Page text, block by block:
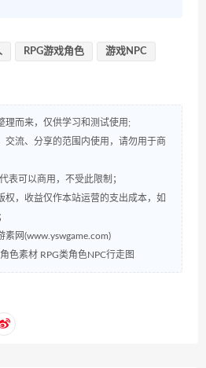
RPG游戏角色 游戏NPC
理而来，仅供学习和测试使用;
交流、分享的范围内使用，请勿用于商
表可以商用，不受此限制；
，收益仅作本站运营的支出成本，如
素网(www.yswgame.com)
色素材 RPG类角色NPC行走图